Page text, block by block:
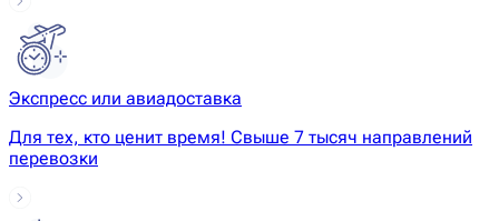
Экспресс или авиадоставка
Для тех, кто ценит время! Свыше 7 тысяч направлений
перевозки